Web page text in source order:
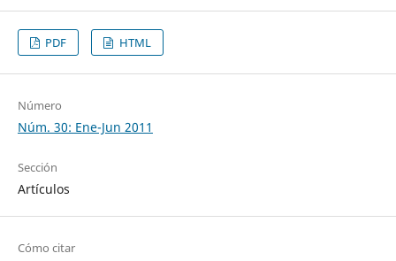
PDF HTML
Número
Núm. 30: Ene-Jun 2011
Sección
Artículos
Cómo citar